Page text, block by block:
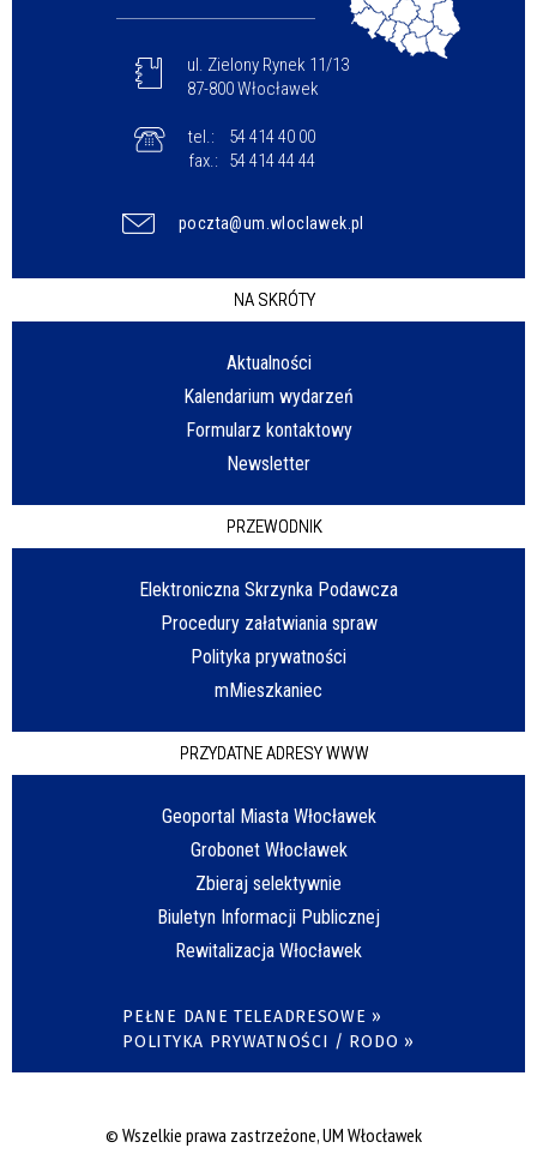
ul. Zielony Rynek 11/13
87-800 Włocławek
tel.:
54 414 40 00
fax.:
54 414 44 44
poczta@um.wloclawek.pl
NA SKRÓTY
Aktualności
Kalendarium wydarzeń
Formularz kontaktowy
Newsletter
PRZEWODNIK
Elektroniczna Skrzynka Podawcza
Procedury załatwiania spraw
Polityka prywatności
mMieszkaniec
PRZYDATNE ADRESY WWW
Geoportal Miasta Włocławek
Grobonet Włocławek
Zbieraj selektywnie
Biuletyn Informacji Publicznej
Rewitalizacja Włocławek
PEŁNE DANE TELEADRESOWE »
POLITYKA PRYWATNOŚCI / RODO »
© Wszelkie prawa zastrzeżone, UM Włocławek